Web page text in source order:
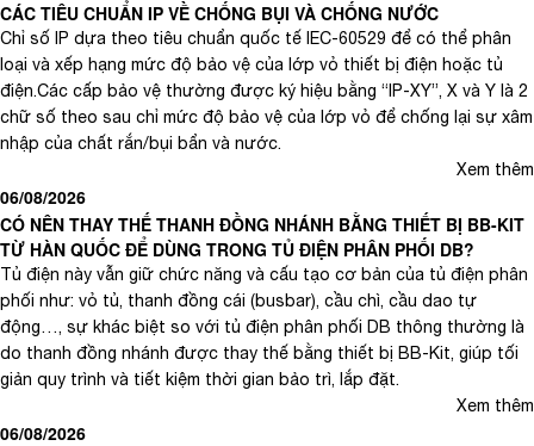
CÁC TIÊU CHUẨN IP VỀ CHỐNG BỤI VÀ CHỐNG NƯỚC
Chỉ số IP dựa theo tiêu chuẩn quốc tế IEC-60529 để có thể phân
loại và xếp hạng mức độ bảo vệ của lớp vỏ thiết bị điện hoặc tủ
điện.Các cấp bảo vệ thường được ký hiệu bằng “IP-XY”, X và Y là 2
chữ số theo sau chỉ mức độ bảo vệ của lớp vỏ để chống lại sự xâm
nhập của chất rắn/bụi bẩn và nước.
Xem thêm
06/08/2026
CÓ NÊN THAY THẾ THANH ĐỒNG NHÁNH BẰNG THIẾT BỊ BB-KIT
TỪ HÀN QUỐC ĐỂ DÙNG TRONG TỦ ĐIỆN PHÂN PHỐI DB?
Tủ điện này vẫn giữ chức năng và cấu tạo cơ bản của tủ điện phân
phối như: vỏ tủ, thanh đồng cái (busbar), cầu chì, cầu dao tự
động…, sự khác biệt so với tủ điện phân phối DB thông thường là
do thanh đồng nhánh được thay thế bằng thiết bị BB-Kit, giúp tối
giản quy trình và tiết kiệm thời gian bảo trì, lắp đặt.
Xem thêm
06/08/2026